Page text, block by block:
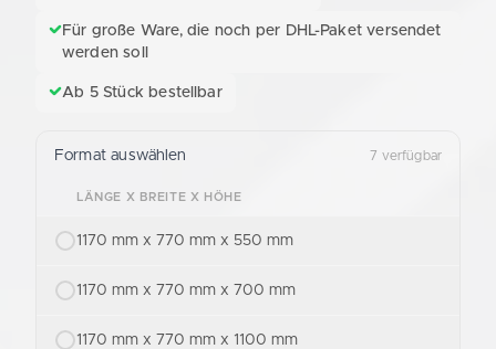
Für große Ware, die noch per DHL-Paket versendet
werden soll
Ab 5 Stück bestellbar
Format auswählen 7 verfügbar
LÄNGE X BREITE X HÖHE
1170 mm x 770 mm x 550 mm
1170 mm x 770 mm x 700 mm
1170 mm x 770 mm x 1100 mm